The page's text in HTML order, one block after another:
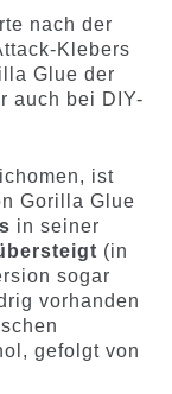
nach der
Klebers
Glue der
auch bei DIY-
ist
Gorilla Glue
in seiner
bersteigt (in
sogar
vorhanden
gefolgt von